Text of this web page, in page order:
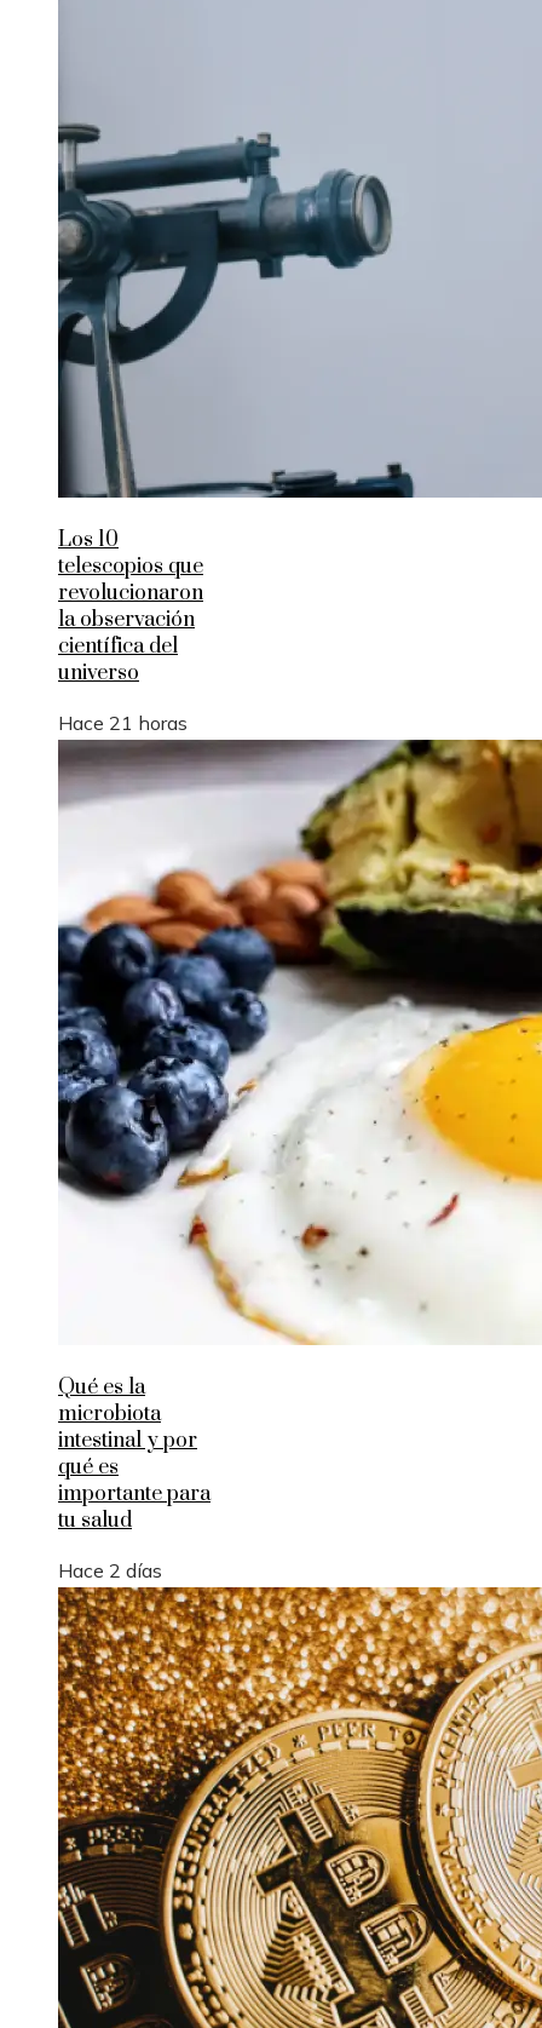
Los 10
telescopios que
revolucionaron
la observación
científica del
universo
Hace 21 horas
Qué es la
microbiota
intestinal y por
qué es
importante para
tu salud
Hace 2 días